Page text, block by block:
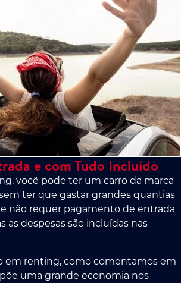
e com Tudo Incluído
você pode ter um carro da marca
ter que gastar grandes quantias
não requer pagamento de entrada
as despesas são incluídas nas
em renting, como comentamos em
uma grande economia nos